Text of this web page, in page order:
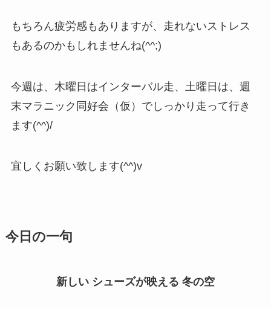
もちろん疲労感もありますが、走れないストレス
もあるのかもしれませんね(^^;)
今週は、木曜日はインターバル走、土曜日は、週
末マラニック同好会（仮）でしっかり走って行き
ます(^^)/
宜しくお願い致します(^^)v
今日の一句
新しい シューズが映える 冬の空